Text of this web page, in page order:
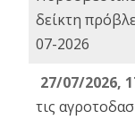
δείκτη
07-2026
27/07/2026,
τις